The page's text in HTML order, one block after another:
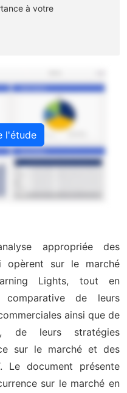
à votre
l'étude
appropriée des
opèrent sur le marché
Lights, tout en
comparative de leurs
ainsi que de
de leurs stratégies
sur le marché et des
Le document présente
sur le marché en